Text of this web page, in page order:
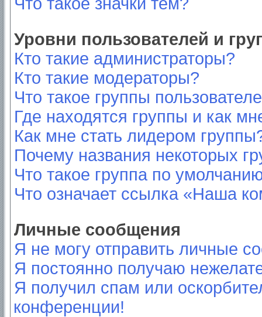
Уровни пользователей и
Кто такие администраторы?
Кто такие модераторы?
Что такое группы
Где находятся группы и как
Как мне стать лидером
Почему названия некоторых
Что такое группа по
Что означает ссылка «Наша
Личные сообщения
Я не могу отправить личные
Я постоянно получаю
Я получил спам или
конференции!